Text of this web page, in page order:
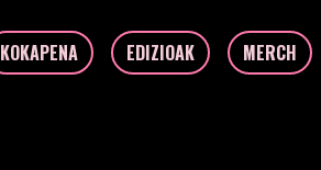
KOKAPENA EDIZIOAK MERCH